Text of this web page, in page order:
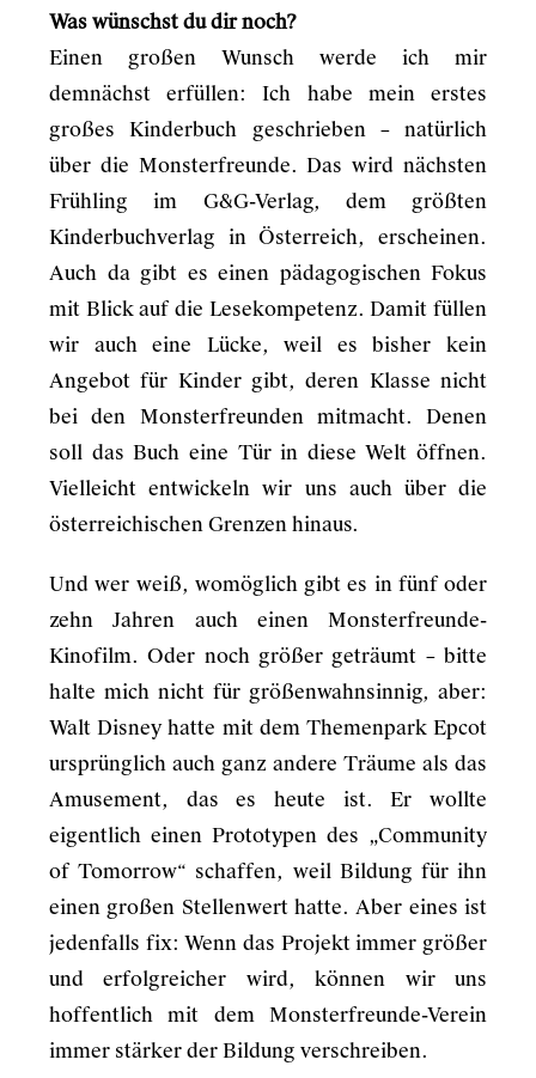
Was wünschst du dir noch?
Einen großen Wunsch werde ich mir
demnächst erfüllen: Ich habe mein erstes
großes Kinderbuch geschrieben – natürlich
über die Monsterfreunde. Das wird nächsten
Frühling im G&G-Verlag, dem größten
Kinderbuchverlag in Österreich, erscheinen.
Auch da gibt es einen pädagogischen Fokus
mit Blick auf die Lesekompetenz. Damit füllen
wir auch eine Lücke, weil es bisher kein
Angebot für Kinder gibt, deren Klasse nicht
bei den Monsterfreunden mitmacht. Denen
soll das Buch eine Tür in diese Welt öffnen.
Vielleicht entwickeln wir uns auch über die
österreichischen Grenzen hinaus.
Und wer weiß, womöglich gibt es in fünf oder
zehn Jahren auch einen Monsterfreunde-
Kinofilm. Oder noch größer geträumt – bitte
halte mich nicht für größenwahnsinnig, aber:
Walt Disney hatte mit dem Themenpark Epcot
ursprünglich auch ganz andere Träume als das
Amusement, das es heute ist. Er wollte
eigentlich einen Prototypen des „Community
of Tomorrow“ schaffen, weil Bildung für ihn
einen großen Stellenwert hatte. Aber eines ist
jedenfalls fix: Wenn das Projekt immer größer
und erfolgreicher wird, können wir uns
hoffentlich mit dem Monsterfreunde-Verein
immer stärker der Bildung verschreiben.